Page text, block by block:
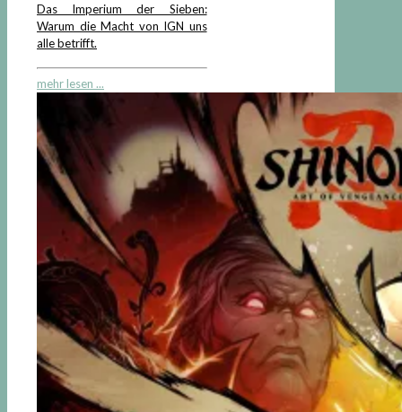
Das Imperium der Sieben:
Warum die Macht von IGN uns
alle betrifft.
mehr lesen ...